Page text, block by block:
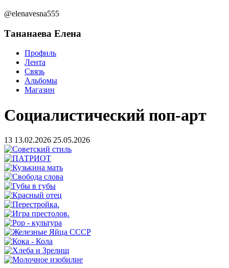
@elenavesna555
Тананаева Елена
Профиль
Лента
Связь
Альбомы
Магазин
Социалистический поп-арт
13 13.02.2026 25.05.2026